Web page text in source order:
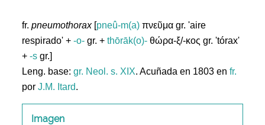
fr.pneumothorax[pneû-m(a) πνεῦμα gr. 'aire
respirado' +-o- gr. +thōrāk(o)- θώρα-ξ/-κος gr. 'tórax'
+-s gr.]
Leng. base:gr. Neol. s. XIX. Acuñada en 1803 enfr.
porJ.M. Itard.
Imagen